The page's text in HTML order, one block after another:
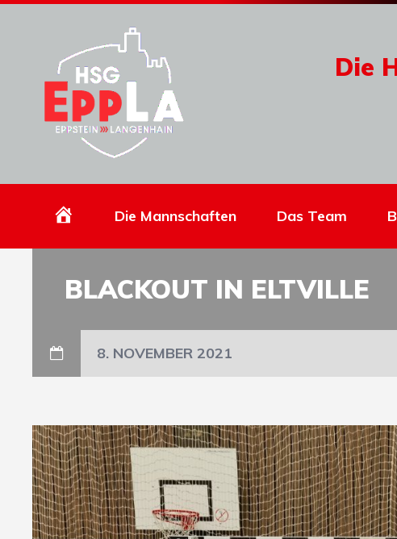
Die
HomepageDie Mannschaften Das Team
BLACKOUT IN ELTVILLE
8. NOVEMBER 2021